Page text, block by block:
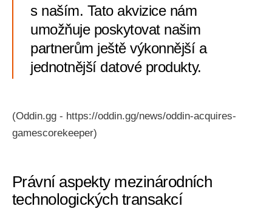
s naším. Tato akvizice nám
umožňuje poskytovat našim
partnerům ještě výkonnější a
jednotnější datové produkty.
(Oddin.gg - https://oddin.gg/news/oddin-acquires-
gamescorekeeper)
Právní aspekty mezinárodních
technologických transakcí